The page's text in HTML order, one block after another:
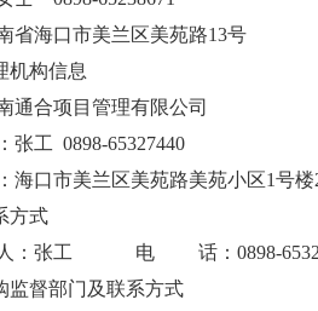
省海口市美兰区美苑路13号
机构信息
通合项目管理有限公司
张工
0898-65327440
口市美兰区美苑路美苑小区1号
方式
人：张工 电 话：0898-
监督部门及联系方式